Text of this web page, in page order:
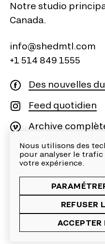
Nous utilisons des
pour analyser le
votre expérience.
REFUSER
ACCEPTER
Notre studio
Canada.
info@shedmtl.com
+1 514 849 1555
Des nouvelles
Feed quotidien
Archive
Encore plus de
©SHED inc. 2026
Politique de
Site web par Lima